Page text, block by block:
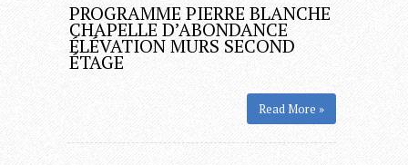
PROGRAMME PIERRE BLANCHE
CHAPELLE D’ABONDANCE
ÉLÉVATION MURS SECOND
ÉTAGE
Read More »